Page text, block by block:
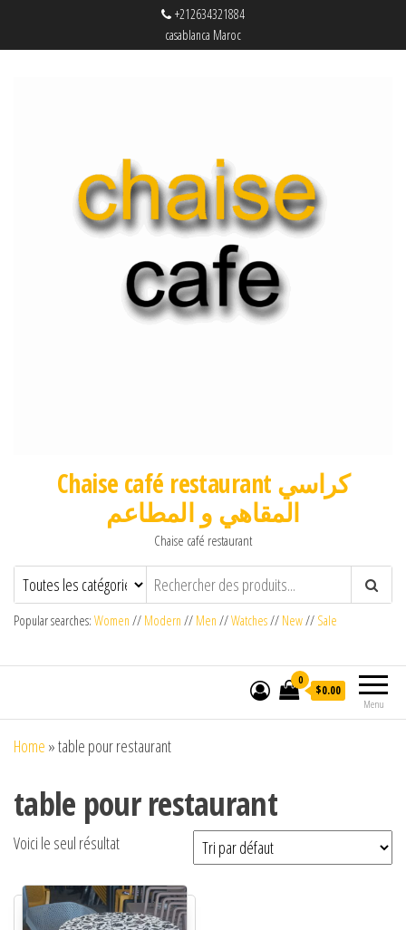
+212634321884
casablanca Maroc
Chaise café restaurant كراسي
المقاهي و المطاعم
Chaise café restaurant
Popular searches: Women // Modern // Men //Watches// New// Sale
Menu
0
$0.00
Home »table pour restaurant
table pour restaurant
Voici le seul résultat